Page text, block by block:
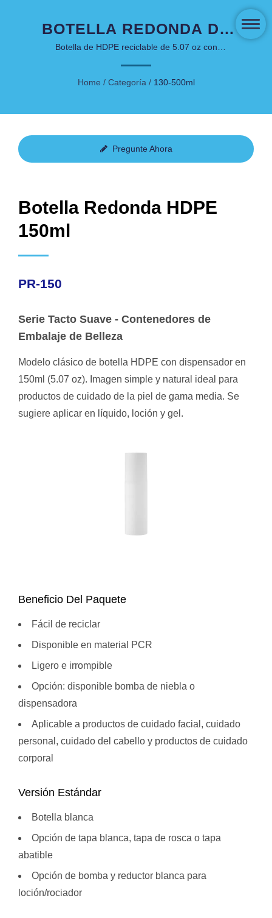
BOTELLA REDONDA DE
HDPE 150ML - SERIE
SOFT TOUCH DE
ENVASES DE BELLEZA
Botella de HDPE reciclable de 5.07 oz con
Home / Categoría / 130-500ml
Pregunte Ahora
Botella Redonda HDPE
150ml
PR-150
Serie Tacto Suave - Contenedores de
Embalaje de Belleza
Modelo clásico de botella HDPE con dispensador en
150ml (5.07 oz). Imagen simple y natural ideal para
productos de cuidado de la piel de gama media. Se
sugiere aplicar en líquido, loción y gel.
Beneficio Del Paquete
Fácil de reciclar
Disponible en material PCR
Ligero e irrompible
Opción: disponible bomba de niebla o
dispensadora
Aplicable a productos de cuidado facial, cuidado
personal, cuidado del cabello y productos de cuidado
corporal
Versión Estándar
Botella blanca
Opción de tapa blanca, tapa de rosca o tapa
abatible
Opción de bomba y reductor blanca para
loción/rociador